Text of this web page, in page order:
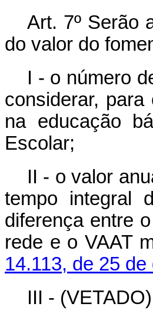
Art. 7º Serão
do valor do
I - o número
considerar,
na educação
Escolar;
II - o valor
tempo integral
diferença entre
rede e o VAAT
14.113, de 25
III -